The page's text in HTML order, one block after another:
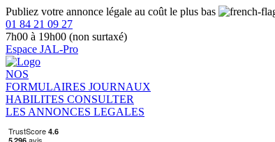
Publiez votre annonce légale au coût le plus bas
01 84 21 09 27
7h00 à 19h00 (non surtaxé)
Espace JAL-Pro
NOS
FORMULAIRES JOURNAUX
HABILITES CONSULTER
LES ANNONCES LEGALES